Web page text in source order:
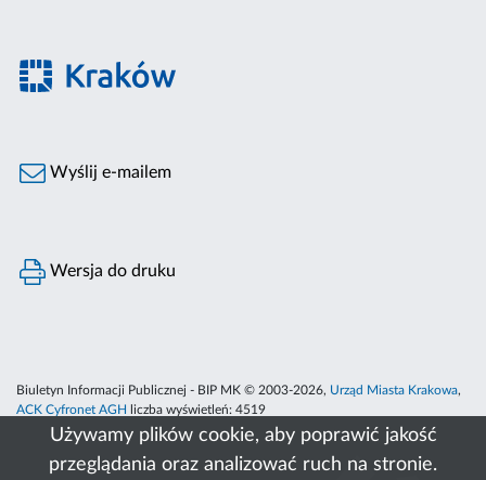
Używamy plików cookie, aby poprawić jakość
przeglądania oraz analizować ruch na stronie.
Wyślij e-mailem
Wersja do druku
Biuletyn Informacji Publicznej - BIP MK © 2003-2026, Urząd Miasta Krakowa,
ACK Cyfronet AGH
liczba wyświetleń: 4519